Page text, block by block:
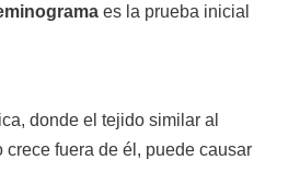
es la prueba inicial
donde el tejido similar al
crece fuera de él, puede causar